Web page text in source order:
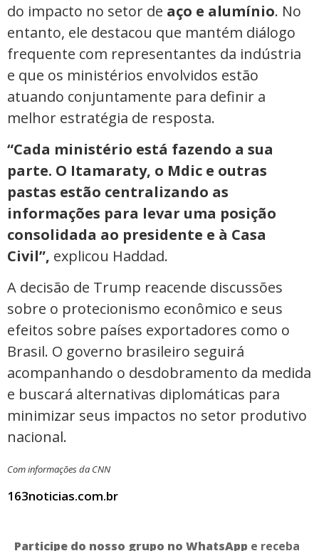
do impacto no setor de aço e alumínio. No
entanto, ele destacou que mantém diálogo
frequente com representantes da indústria
e que os ministérios envolvidos estão
atuando conjuntamente para definir a
melhor estratégia de resposta.
“Cada ministério está fazendo a sua
parte. O Itamaraty, o Mdic e outras
pastas estão centralizando as
informações para levar uma posição
consolidada ao presidente e à Casa
Civil”, explicou Haddad.
A decisão de Trump reacende discussões
sobre o protecionismo econômico e seus
efeitos sobre países exportadores como o
Brasil. O governo brasileiro seguirá
acompanhando o desdobramento da medida
e buscará alternativas diplomáticas para
minimizar seus impactos no setor produtivo
nacional.
Com informações da CNN
163noticias.com.br
Participe do nosso grupo no WhatsApp e receba